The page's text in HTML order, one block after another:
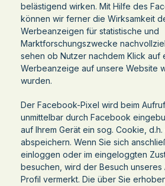
belästigend wirken. Mit Hilfe des
können wir ferner die Wirksamkeit
Werbeanzeigen für statistische und
Marktforschungszwecke
sehen ob Nutzer nachdem Klick auf
Werbeanzeige auf unsere Website
wurden.
Der Facebook-Pixel wird beim
unmittelbar durch Facebook
auf Ihrem Gerät ein sog. Cookie,
abspeichern. Wenn Sie sich
einloggen oder im eingeloggten
besuchen, wird der Besuch unseres
Profil vermerkt. Die über Sie